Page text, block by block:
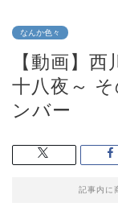
なんか色々
【動画】
十八夜～
ンバー
記事内に